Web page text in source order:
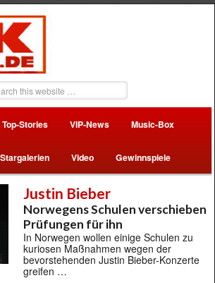
Top-Stories VIP-News Music-Box
Stargalerien Video Gewinnspiele
Justin Bieber
Norwegens Schulen verschieben
Prüfungen für ihn
In Norwegen wollen einige Schulen zu
kuriosen Maßnahmen wegen der
bevorstehenden Justin Bieber-Konzerte
greifen …